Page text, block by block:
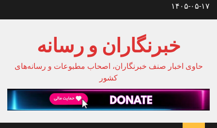
Skip۱۴۰۵-۰۵-۱۷
خبرنگاران و رسانه
حاوی اخبار صنف خبرنگاران، اصحاب مطبوعات و رسانه‌های
کشور